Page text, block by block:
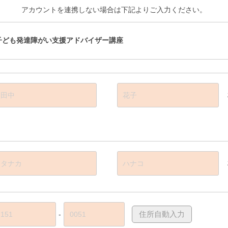
アカウントを連携しない場合は下記よりご入力ください。
ども発達障がい支援アドバイザー講座
-